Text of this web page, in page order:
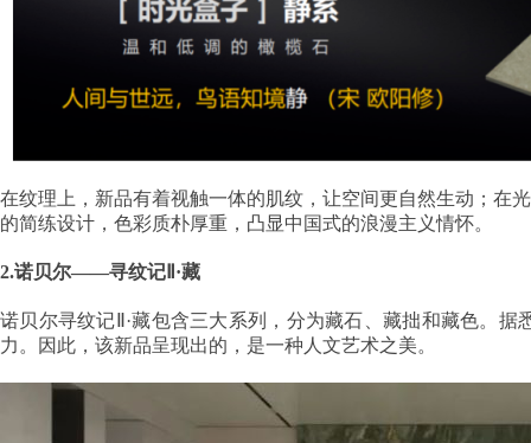
在纹理上，新品有着视触一体的肌纹，让空间更自然生动；在
的简练设计，色彩质朴厚重，凸显中国式的浪漫主义情怀。
2.诺贝尔——寻纹记Ⅱ·藏
诺贝尔寻纹记Ⅱ·藏包含三大系列，分为藏石、藏拙和藏色。
力。因此，该新品呈现出的，是一种人文艺术之美。